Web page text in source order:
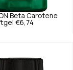
Beta Carotene
€6,74